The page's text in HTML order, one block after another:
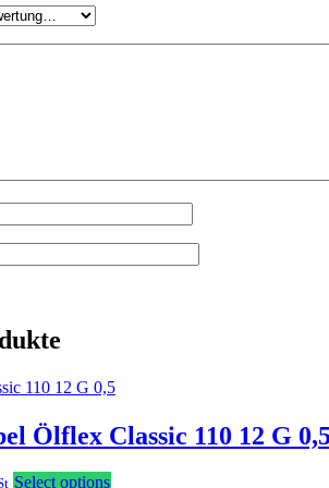
Ölflex Classic 110 12 G
Select options